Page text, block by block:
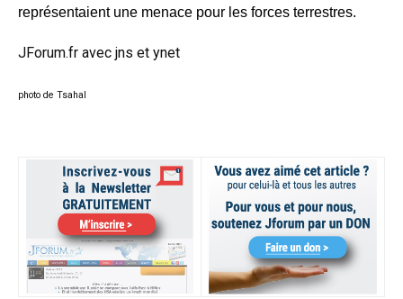
représentaient une menace pour les forces terrestres.
JForum.fr avec jns et ynet
photo de Tsahal